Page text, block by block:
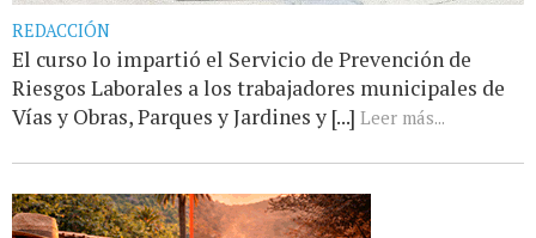
REDACCIÓN
El curso lo impartió el Servicio de Prevención de
Riesgos Laborales a los trabajadores municipales de
Vías y Obras, Parques y Jardines y [...] Leer más...